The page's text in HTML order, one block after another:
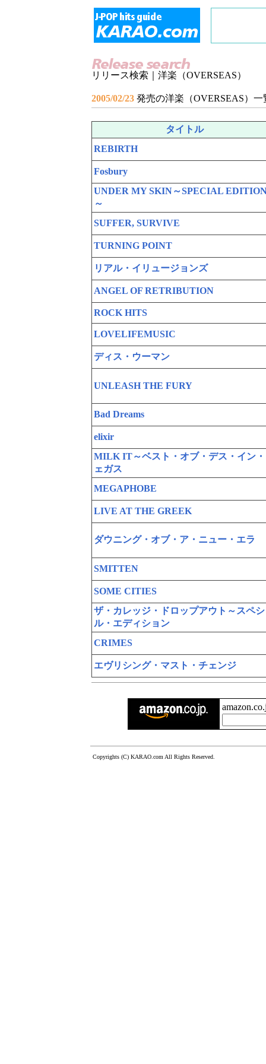
リリース検索｜洋楽（OVERSEAS）
2005/02/23 発売の洋楽（OVERSEAS）一
タイトル
REBIRTH
Fosbury
UNDER MY SKIN～SPECIAL
～
SUFFER, SURVIVE
TURNING POINT
リアル・イリュージョンズ
ANGEL OF RETRIBUTION
ROCK HITS
LOVELIFEMUSIC
ディス・ウーマン
UNLEASH THE FURY
Bad Dreams
elixir
MILK IT～ベスト・オブ・デス・イン
ェガス
MEGAPHOBE
LIVE AT THE GREEK
ダウニング・オブ・ア・ニュー・エラ
SMITTEN
SOME CITIES
ザ・カレッジ・ドロップアウト～スペ
ル・エディション
CRIMES
エヴリシング・マスト・チェンジ
Copyrights (C) KARAO.com All Rights Reserved.